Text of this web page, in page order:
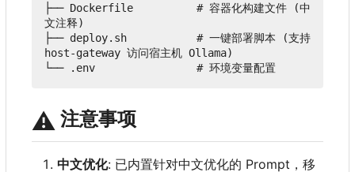
├── Dockerfile          # 容器化构建文件 (中
文注释)
├── deploy.sh           # 一键部署脚本 (支持
host-gateway 访问宿主机 Ollama)
⚠️ 注意事项
中文优化: 已内置针对中文优化的 Prompt ， 移